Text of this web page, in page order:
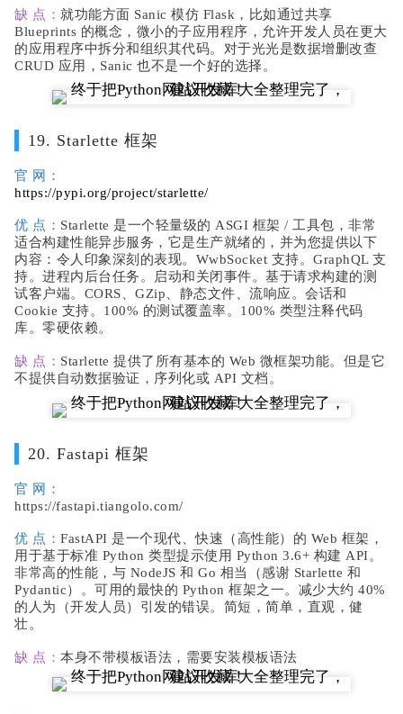
缺 点： 就功能方面 Sanic 模仿 Flask，比如通过共享
Blueprints 的概念，微小的子应用程序，允许开发人员在更大
的应用程序中拆分和组织其代码。对于光光是数据增删改查
CRUD 应用，Sanic 也不是一个好的选择。
19. Starlette 框架
官 网：
https://pypi.org/project/starlette/
优 点： Starlette 是一个轻量级的 ASGI 框架 / 工具包，非常
适合构建性能异步服务，它是生产就绪的，并为您提供以下
内容：令人印象深刻的表现。WwbSocket 支持。GraphQL 支
持。进程内后台任务。启动和关闭事件。基于请求构建的测
试客户端。CORS、GZip、静态文件、流响应。会话和
Cookie 支持。100% 的测试覆盖率。100% 类型注释代码
库。零硬依赖。
缺 点： Starlette 提供了所有基本的 Web 微框架功能。但是它
不提供自动数据验证，序列化或 API 文档。
20. Fastapi 框架
官 网：
https://fastapi.tiangolo.com/
优 点： FastAPI 是一个现代、快速（高性能）的 Web 框架，
用于基于标准 Python 类型提示使用 Python 3.6+ 构建 API。
非常高的性能，与 NodeJS 和 Go 相当（感谢 Starlette 和
Pydantic）。可用的最快的 Python 框架之一。减少大约 40%
的人为（开发人员）引发的错误。简短，简单，直观，健
壮。
缺 点： 本身不带模板语法，需要安装模板语法